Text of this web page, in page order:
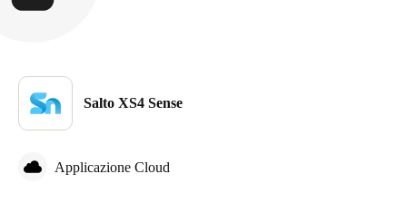
Salto XS4 Sense
Applicazione Cloud